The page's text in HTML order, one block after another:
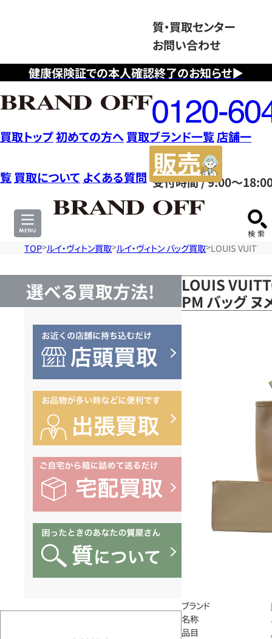
健康保険証での本人確認終了のお知らせ▶
質・買取センター
お問い合わせ
フ
リ
ー
ダ
イ
ヤ
ル
0120604117
受付時間 / 9:00～
買取トップ初めての方へ 買取ブランド一覧店舗一
覧 買取について よくある質問
サ
TOP ルイ・ヴィトン買取 ルイ・ヴィトン バッグ買取 LOUIS
選べる買取方法!
LOUIS
PM バッグ
ブランド
名称
品目